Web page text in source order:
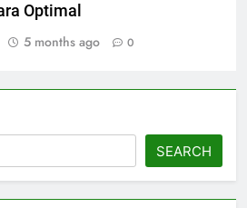
Optimal
5 months ago 0
SEARCH